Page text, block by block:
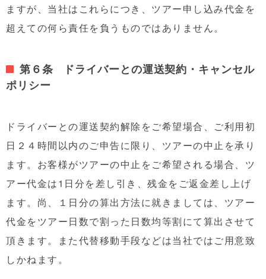
ますが、当社はこれらにつき、ツアー申し込み代金を
超えての何ら責任を負うものではありません。
第６条 ドライバーとの運送契約・キャンセル
ポリシー
ドライバーとの運送契約解除をご希望場合、ご利用初
日２４時間以内のご申告に限り、ツアーの中止を承り
ます。お客様がツアーの中止をご希望される場合、ツ
アー代金は1日分を差し引き、残金をご返金差し上げ
ます。尚、１日分の算出方法に就きましては、ツアー
代金をツアー日数で割った日数均等割にて算出させて
頂きます。また代替移動手段などは当社ではご用意致
しかねます。